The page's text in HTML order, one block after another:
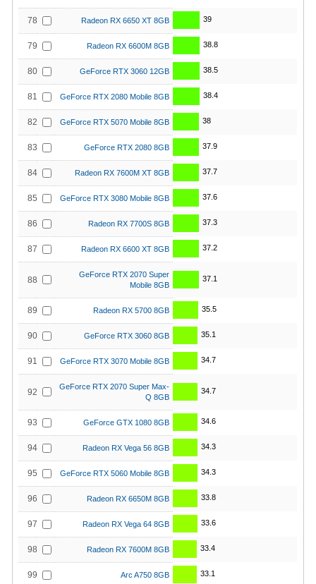
78 Radeon RX 6650 XT 8GB 39
79 Radeon RX 6600M 8GB 38.8
80 GeForce RTX 3060 12GB 38.5
81 GeForce RTX 2080 Mobile 8GB 38.4
82 GeForce RTX 5070 Mobile 8GB 38
83 GeForce RTX 2080 8GB 37.9
84 Radeon RX 7600M XT 8GB 37.7
85 GeForce RTX 3080 Mobile 8GB 37.6
86 Radeon RX 7700S 8GB 37.3
87 Radeon RX 6600 XT 8GB 37.2
88
GeForce RTX 2070 Super
Mobile 8GB
37.1
89 Radeon RX 5700 8GB 35.5
90 GeForce RTX 3060 8GB 35.1
91 GeForce RTX 3070 Mobile 8GB 34.7
92
GeForce RTX 2070 Super Max-
Q 8GB
34.7
93 GeForce GTX 1080 8GB 34.6
94 Radeon RX Vega 56 8GB 34.3
95 GeForce RTX 5060 Mobile 8GB 34.3
96 Radeon RX 6650M 8GB 33.8
97 Radeon RX Vega 64 8GB 33.6
98 Radeon RX 7600M 8GB 33.4
99 Arc A750 8GB 33.1